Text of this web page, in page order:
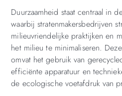
Duurzaamheid staat centraal in
waarbij stratenmakersbedrijven
milieuvriendelijke praktijken en
het milieu te minimaliseren.
omvat het gebruik van
efficiënte apparatuur en
de ecologische voetafdruk van